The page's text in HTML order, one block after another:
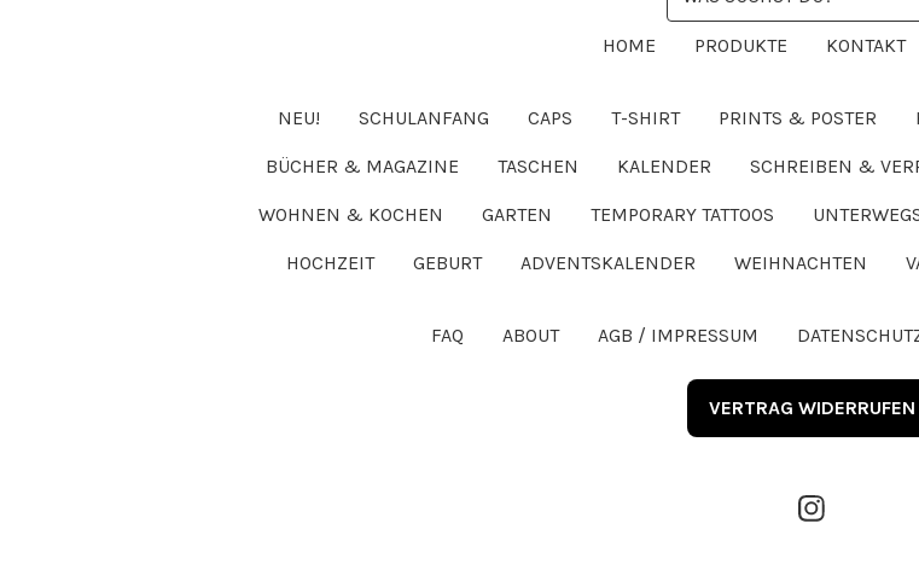
SUCHST
DU?
HOME PRODUKTE KONTAKT
NEU! SCHULANFANG CAPS T-SHIRT PRINTS & POSTER
BÜCHER & MAGAZINE TASCHEN KALENDER SCHREIBEN &
WOHNEN & KOCHEN GARTEN TEMPORARY TATTOOS
HOCHZEIT GEBURT ADVENTSKALENDER WEIHNACHTEN
FAQ ABOUT AGB / IMPRESSUM
VERTRAG WIDERRUFEN